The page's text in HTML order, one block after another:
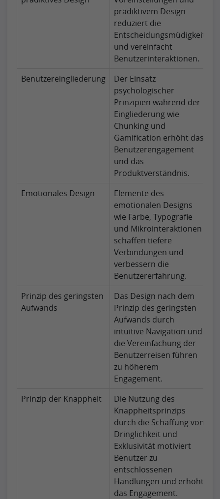
prädiktivem Design
reduziert die
Entscheidungsmüdigkeit
und vereinfacht
Benutzerinteraktionen.
Benutzereingliederung
Der Einsatz
psychologischer
Prinzipien während der
Eingliederung wie
Chunking und
Gamification erhöht das
Benutzerengagement
und das
Produktverständnis.
Emotionales Design
Elemente des
emotionalen Designs
wie Farbe, Typografie
und Mikrointeraktionen
schaffen tiefere
Verbindungen und
verbessern die
Benutzererfahrung.
Prinzip des geringsten
Aufwands
Das Design nach dem
Prinzip des geringsten
Aufwands durch
intuitive Navigation und
die Vereinfachung der
Benutzerreisen führen
zu höherem
Engagement.
Prinzip der Knappheit
Die Nutzung des
Knappheitsprinzips
durch die Schaffung von
Dringlichkeit und
Exklusivität motiviert
Benutzer zu
entschlossenen
Handlungen und erhöht
das Engagement.